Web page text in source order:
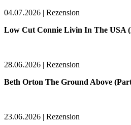
04.07.2026 | Rezension
Low Cut Connie Livin In The USA
28.06.2026 | Rezension
Beth Orton The Ground Above
23.06.2026 | Rezension